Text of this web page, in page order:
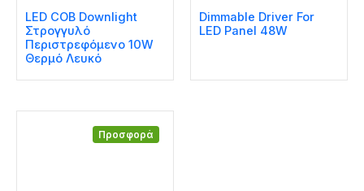
LED COB Downlight
Στρογγυλό
Περιστρεφόμενο 10W
Θερμό Λευκό
Dimmable Driver For
LED Panel 48W
Προσφορά